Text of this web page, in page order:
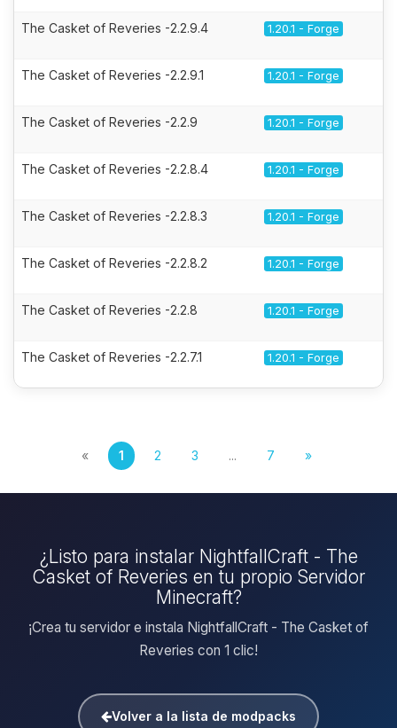
The Casket of Reveries -2.2.9.4 1.20.1 - Forge
The Casket of Reveries -2.2.9.1 1.20.1 - Forge
The Casket of Reveries -2.2.9 1.20.1 - Forge
The Casket of Reveries -2.2.8.4 1.20.1 - Forge
The Casket of Reveries -2.2.8.3 1.20.1 - Forge
The Casket of Reveries -2.2.8.2 1.20.1 - Forge
The Casket of Reveries -2.2.8 1.20.1 - Forge
The Casket of Reveries -2.2.7.1 1.20.1 - Forge
« 1 2 3 ... 7 »
¿Listo para instalar NightfallCraft - The
Casket of Reveries en tu propio Servidor
Minecraft?
¡Crea tu servidor e instala NightfallCraft - The Casket of
Reveries con 1 clic!
Volver a la lista de modpacks